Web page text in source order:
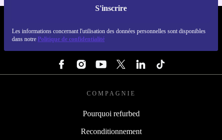
S'inscrire
Les informations concernant l'utilisation des données personnelles sont disponibles
dans notre Politique de confidentialité
COMPAGNIE
Pourquoi refurbed
Reconditionnement